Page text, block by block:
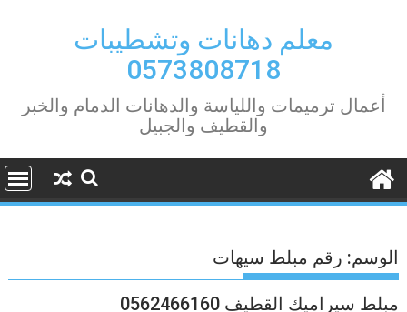
معلم دهانات وتشطيبات
0573808718
أعمال ترميمات واللياسة والدهانات الدمام والخبر
والقطيف والجبيل
الوسم: رقم مبلط سيهات
مبلط سيراميك القطيف 0562466160